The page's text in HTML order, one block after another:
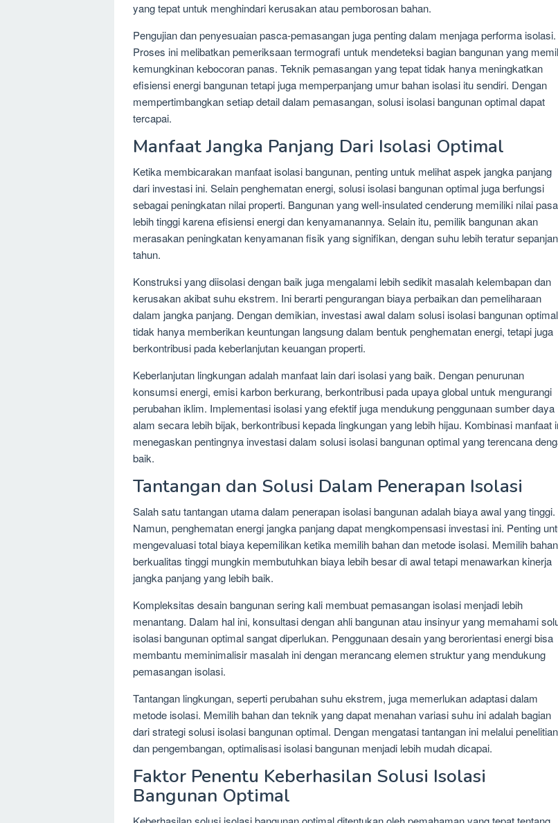
yang tepat untuk menghindari kerusakan atau pemborosan bahan.
Pengujian dan penyesuaian pasca-pemasangan juga penting dalam menjaga performa isolasi.
Proses ini melibatkan pemeriksaan termografi untuk mendeteksi bagian bangunan yang
kemungkinan kebocoran panas. Teknik pemasangan yang tepat tidak hanya meningkatkan
efisiensi energi bangunan tetapi juga memperpanjang umur bahan isolasi itu sendiri. Dengan
mempertimbangkan setiap detail dalam pemasangan, solusi isolasi bangunan optimal dapat
tercapai.
Manfaat Jangka Panjang Dari Isolasi Optimal
Ketika membicarakan manfaat isolasi bangunan, penting untuk melihat aspek jangka panjang
dari investasi ini. Selain penghematan energi, solusi isolasi bangunan optimal juga berfungsi
sebagai peningkatan nilai properti. Bangunan yang well-insulated cenderung memiliki nilai
lebih tinggi karena efisiensi energi dan kenyamanannya. Selain itu, pemilik bangunan akan
merasakan peningkatan kenyamanan fisik yang signifikan, dengan suhu lebih teratur
tahun.
Konstruksi yang diisolasi dengan baik juga mengalami lebih sedikit masalah kelembapan dan
kerusakan akibat suhu ekstrem. Ini berarti pengurangan biaya perbaikan dan pemeliharaan
dalam jangka panjang. Dengan demikian, investasi awal dalam solusi isolasi bangunan optimal
tidak hanya memberikan keuntungan langsung dalam bentuk penghematan energi, tetapi juga
berkontribusi pada keberlanjutan keuangan properti.
Keberlanjutan lingkungan adalah manfaat lain dari isolasi yang baik. Dengan penurunan
konsumsi energi, emisi karbon berkurang, berkontribusi pada upaya global untuk mengurangi
perubahan iklim. Implementasi isolasi yang efektif juga mendukung penggunaan sumber daya
alam secara lebih bijak, berkontribusi kepada lingkungan yang lebih hijau. Kombinasi manfaat
menegaskan pentingnya investasi dalam solusi isolasi bangunan optimal yang terencana
baik.
Tantangan dan Solusi Dalam Penerapan Isolasi
Salah satu tantangan utama dalam penerapan isolasi bangunan adalah biaya awal yang tinggi.
Namun, penghematan energi jangka panjang dapat mengkompensasi investasi ini. Penting
mengevaluasi total biaya kepemilikan ketika memilih bahan dan metode isolasi. Memilih bahan
berkualitas tinggi mungkin membutuhkan biaya lebih besar di awal tetapi menawarkan kinerja
jangka panjang yang lebih baik.
Kompleksitas desain bangunan sering kali membuat pemasangan isolasi menjadi lebih
menantang. Dalam hal ini, konsultasi dengan ahli bangunan atau insinyur yang memahami
isolasi bangunan optimal sangat diperlukan. Penggunaan desain yang berorientasi energi bisa
membantu meminimalisir masalah ini dengan merancang elemen struktur yang mendukung
pemasangan isolasi.
Tantangan lingkungan, seperti perubahan suhu ekstrem, juga memerlukan adaptasi dalam
metode isolasi. Memilih bahan dan teknik yang dapat menahan variasi suhu ini adalah bagian
dari strategi solusi isolasi bangunan optimal. Dengan mengatasi tantangan ini melalui penelitian
dan pengembangan, optimalisasi isolasi bangunan menjadi lebih mudah dicapai.
Faktor Penentu Keberhasilan Solusi Isolasi
Bangunan Optimal